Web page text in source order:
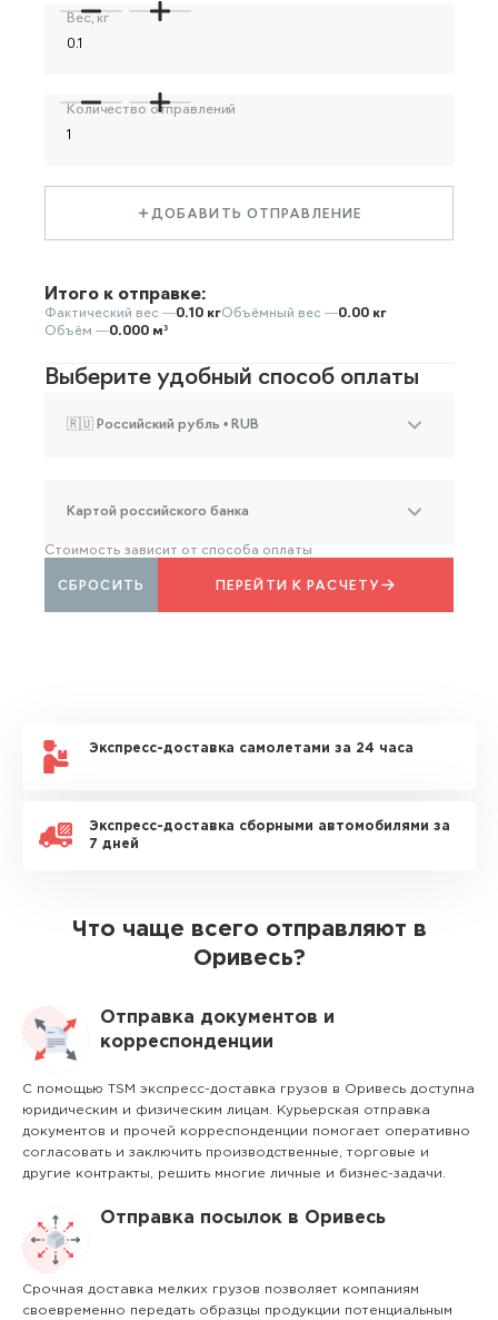
Вес, кг
Количество отправлений
ДОБАВИТЬ ОТПРАВЛЕНИЕ
Итого к отправке:
Фактический вес —0.10 кгОбъёмный вес —0.00 кг
Объём —0.000 м³
Выберите удобный способ оплаты
🇷🇺 Российский рубль • RUB
Картой российского банка
Стоимость зависит от способа оплаты
ПЕРЕЙТИ К РАСЧЕТУ
СБРОСИТЬ
Экспресс-доставка самолетами за 24 часа
Экспресс-доставка сборными автомобилями за
7 дней
Что чаще всего отправляют в
Оривесь?
Отправка документов и
корреспонденции
С помощью TSM экспресс-доставка грузов в Оривесь доступна
юридическим и физическим лицам. Курьерская отправка
документов и прочей корреспонденции помогает оперативно
согласовать и заключить производственные, торговые и
другие контракты, решить многие личные и бизнес-задачи.
Отправка посылок в Оривесь
Срочная доставка мелких грузов позволяет компаниям
своевременно передать образцы продукции потенциальным